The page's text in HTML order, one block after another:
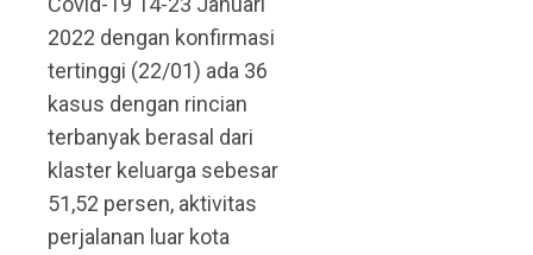
2022 dengan konfirmasi
tertinggi (22/01) ada 36
kasus dengan rincian
terbanyak berasal dari
klaster keluarga sebesar
51,52 persen, aktivitas
perjalanan luar kota